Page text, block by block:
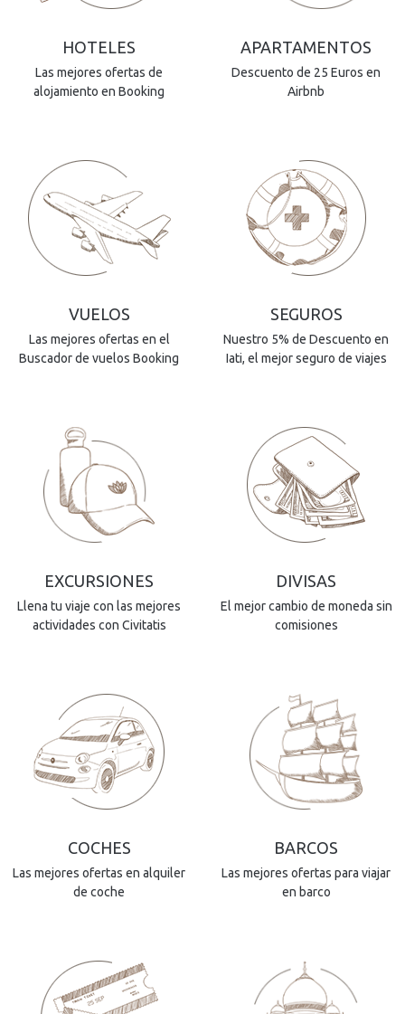
HOTELES
Las mejores ofertas de
alojamiento en Booking
APARTAMENTOS
Descuento de 25 Euros en
Airbnb
VUELOS
Las mejores ofertas en el
Buscador de vuelos Booking
SEGUROS
Nuestro 5% de Descuento en
Iati, el mejor seguro de viajes
EXCURSIONES
Llena tu viaje con las mejores
actividades con Civitatis
DIVISAS
El mejor cambio de moneda sin
comisiones
COCHES
Las mejores ofertas en alquiler
de coche
BARCOS
Las mejores ofertas para viajar
en barco